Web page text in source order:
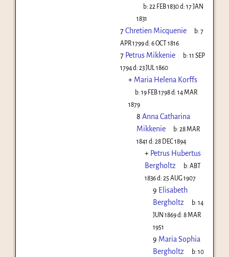
b:22 FEB 1830d:17 JAN
1831
7Chretien Micquenie b:7
APR 1799d: 6 OCT 1816
7 Petrus Mikkenie b:11 SEP
1794d: 23 JUL 1860
+ Maria Helena Korffs
b:19 FEB 1798d:14 MAR
1879
8 Anna Catharina
Mikkenie
b:28 MAR
1841 d: 28 DEC 1894
+ Petrus Hubertus
Bergholtz
b:ABT
1836d: 25 AUG 1907
9 Elisabeth
Bergholtz
b:14
JUN 1869d: 8 MAR
1951
9 Maria Sophia
Bergholtz
b:10